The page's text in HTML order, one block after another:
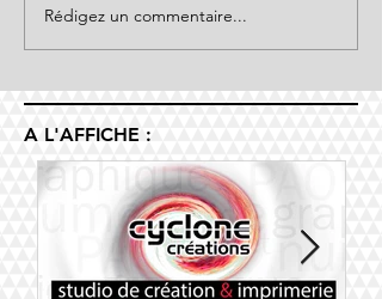
Rédigez un commentaire...
A L'AFFICHE :